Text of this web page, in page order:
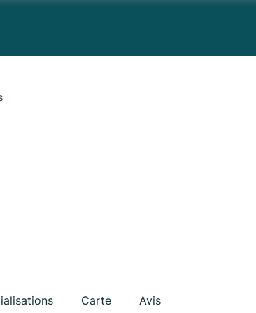
Carte Avis